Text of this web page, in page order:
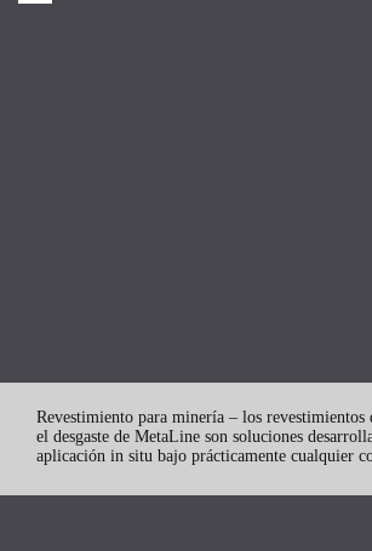
Revestimiento para minería – los revestimientos
el desgaste de MetaLine son soluciones
aplicación in situ bajo prácticamente cualquier